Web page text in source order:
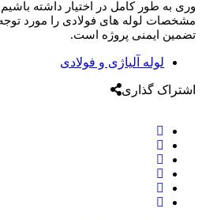
وری به طور کامل در اختیار داشته
مشخصات لوله های فولادی را مورد
تضمین ایمنی پروژه است.
لوله آلیاژی و فولادی
اشتراک گذاری